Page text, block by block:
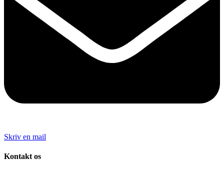
Skriv en mail
Kontakt os